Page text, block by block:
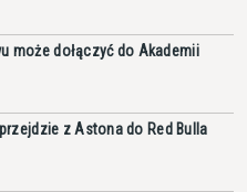
może dołączyć do Akademii
z Astona do Red Bulla